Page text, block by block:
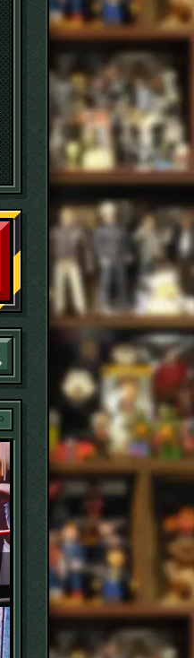
読者登録
POPULAR ENTRIES